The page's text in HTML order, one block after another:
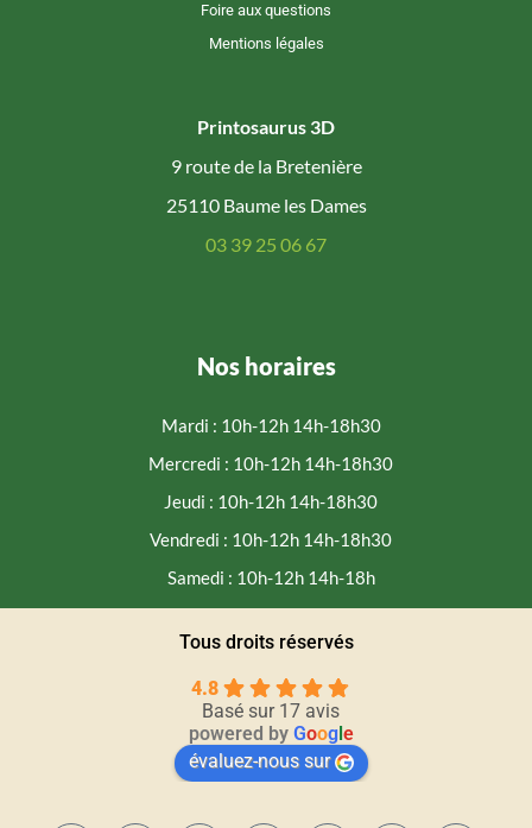
Foire aux questions
Mentions légales
Printosaurus 3D
9 route de la Bretenière
25110 Baume les Dames
03 39 25 06 67
Nos horaires
Mardi : 10h-12h 14h-18h30
Mercredi : 10h-12h 14h-18h30
Jeudi : 10h-12h 14h-18h30
Vendredi : 10h-12h 14h-18h30
Samedi : 10h-12h 14h-18h
Tous droits réservés
4.8
Basé sur 17 avis
powered by Googl e
évaluez-nous sur